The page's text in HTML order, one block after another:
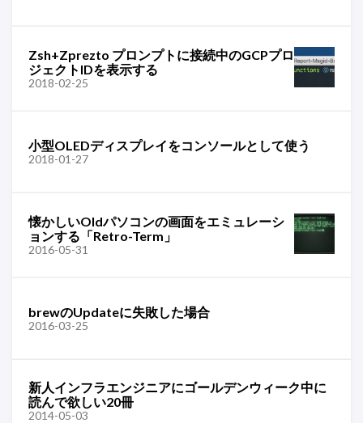
Zsh+Zprezto プロンプトに接続中のGCPプロ
ジェクトIDを表示する
2018-02-25
小型OLEDディスプレイをコンソールとして使う
2018-01-27
懐かしいOldパソコンの画面をエミュレーシ
ョンする「Retro-Term」
2016-05-31
brewのUpdateに失敗した場合
2016-03-25
新人インフラエンジニアにゴールデンウィーク中に
読んで欲しい20冊
2014-05-03